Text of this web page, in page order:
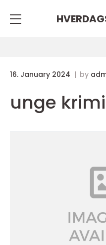
16. January 2024 by
unge